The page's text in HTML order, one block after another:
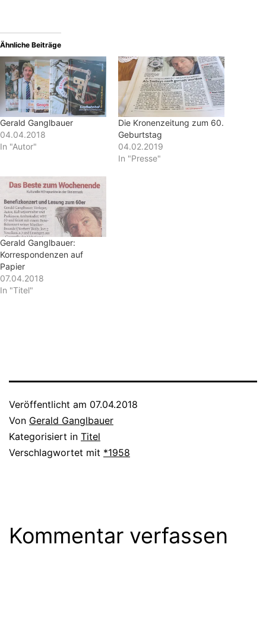
Ähnliche Beiträge
Gerald Ganglbauer
04.04.2018
In "Autor"
Die Kronenzeitung zum 60.
Geburtstag
04.02.2019
In "Presse"
Gerald Ganglbauer:
Korrespondenzen auf
Papier
07.04.2018
In "Titel"
Veröffentlicht am 07.04.2018
Von Gerald Ganglbauer
Kategorisiert in Titel
Verschlagwortet mit *1958
Kommentar verfassen